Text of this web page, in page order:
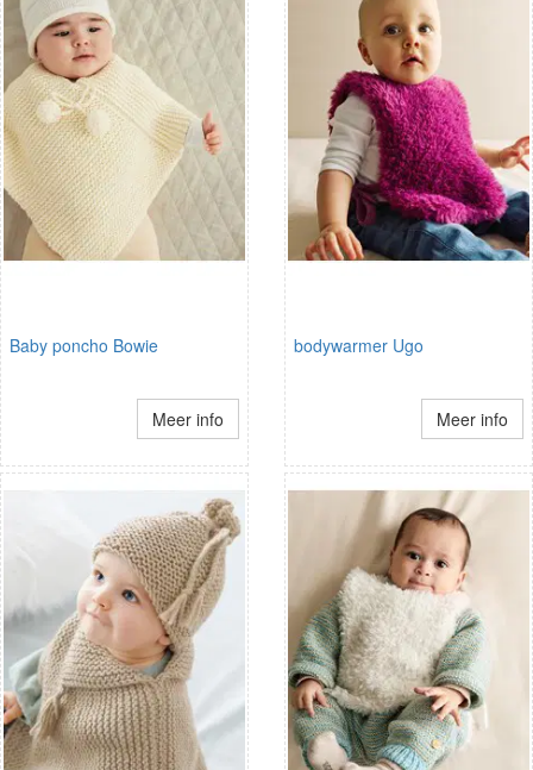
Baby poncho Bowie
Meer info
bodywarmer Ugo
Meer info